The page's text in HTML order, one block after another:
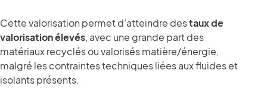
Cette valorisation permet d’atteindre destaux de
valorisation élevés, avec une grande part des
matériaux recyclés ou valorisés matière/énergie,
malgré les contraintes techniques liées aux fluides et
isolants présents.